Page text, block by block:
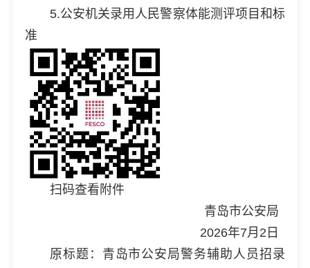
5.公安机关录用人民警察体能测评项目和标
准
扫码查看附件
青岛市公安局
2026年7月2日
原标题：青岛市公安局警务辅助人员招录